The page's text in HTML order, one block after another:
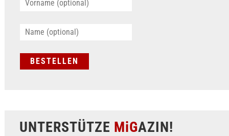
UNTERSTÜTZE MiGAZIN!